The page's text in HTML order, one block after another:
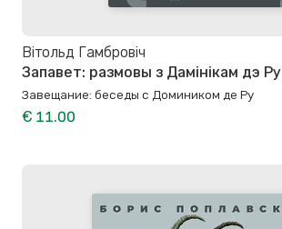
Вітольд Гамбровіч
Запавет: размовы з Дамінікам дэ Ру
Завещание: беседы с Домиником де Ру
€ 11.00